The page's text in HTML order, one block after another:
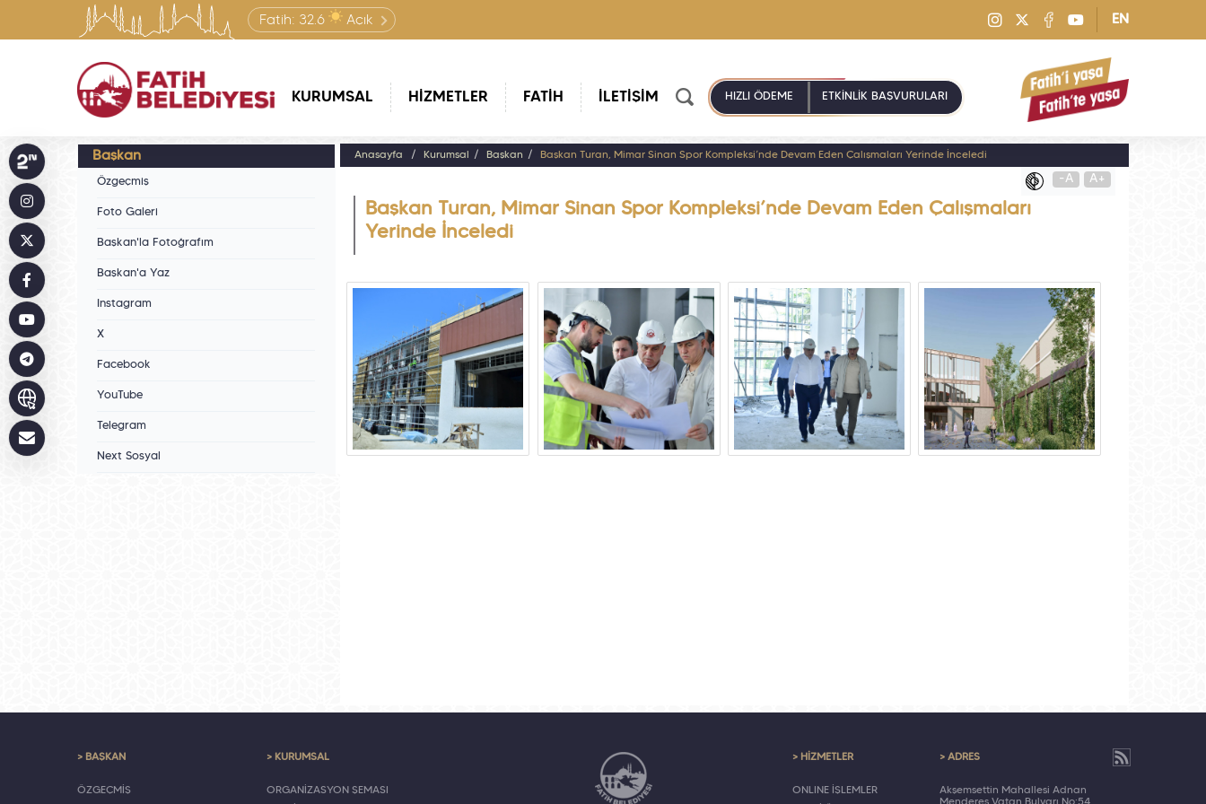
Fatih: 32.6 Açık EN
KURUMSAL HİZMETLER FATİH İLETİŞİM HIZLI ÖDEME ETKİNLİK BAŞVURULARI
Başkan
Özgeçmiş
Foto Galeri
Başkan'la Fotoğrafım
Başkan'a Yaz
Instagram
X
Facebook
YouTube
Telegram
Next Sosyal
Anasayfa Kurumsal Başkan Başkan Turan, Mimar Sinan Spor Kompleksi’nde Devam Eden Çalışmaları Yerinde İnceledi
-A A+
Başkan Turan, Mimar Sinan Spor Kompleksi’nde Devam Eden Çalışmaları
Yerinde İnceledi
> BAŞKAN
ÖZGEÇMİŞ
> KURUMSAL
ORGANİZASYON ŞEMASI
> HİZMETLER
ONLINE İŞLEMLER
> ADRES
Akşemsettin Mahallesi Adnan
Menderes Vatan Bulvarı No:54